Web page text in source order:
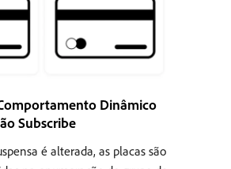
Dinâmico
Subscribe
é alterada, as placas são